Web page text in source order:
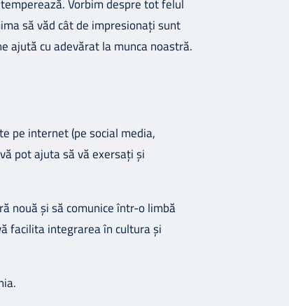
Vorbim despre tot felul
să văd cât de impresionați sunt
ajută cu adevărat la munca noastră.
pe internet (pe social media,
pot ajuta să vă exersați și
nouă și să comunice într-o limbă
facilita integrarea în cultura și